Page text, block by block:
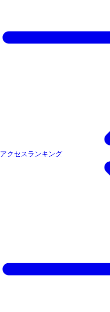
アクセスランキング